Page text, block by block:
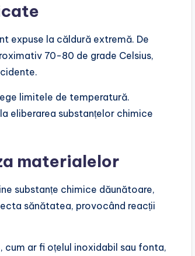
expuse la căldură extremă. De
70-80 de grade Celsius,
limitele de temperatură.
eliberarea substanțelor chimice
materialelor
substanțe chimice dăunătoare,
sănătatea, provocând reacții
ar fi oțelul inoxidabil sau fonta,